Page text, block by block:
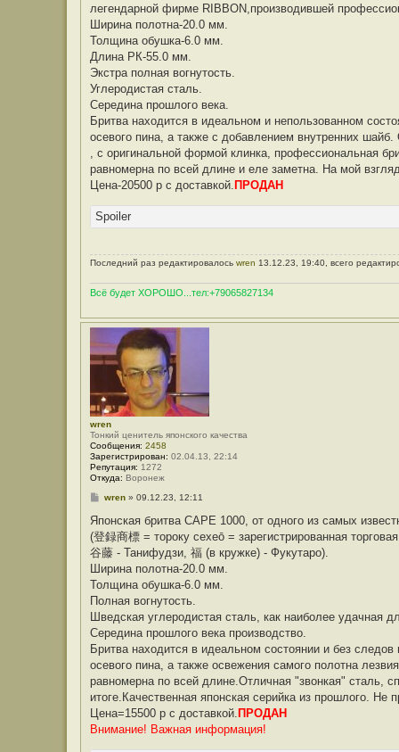
щ
е
и
е
легендарной фирме RIBBON,производившей
Ширина полотна-20.0 мм.
Толщина обушка-6.0 мм.
Длина РК-55.0 мм.
Экстра полная вогнутость.
Углеродистая сталь.
Середина прошлого века.
Бритва находится в идеальном и непользованном
осевого пина, а также с добавлением внутренних
, с оригинальной формой клинка, профессиональная
равномерна по всей длине и еле заметна. На мой
Цена-20500 р с доставкой. ПРОДАН
Spoiler
Последний раз редактировалось wren 13.12.23, 19:40, всего
Всё будет ХОРОШО...тел:+79065827134
wren
Тонкий ценитель японского качества
Сообщения: 2458
Зарегистрирован: 02.04.13, 22:14
Репутация: 1272
Откуда: Воронеж
С
о
щ
е
н
и
е
wren» 09.12.23, 12:11
Японская бритва CAPE 1000, от одного из самых
(登録商標 = тороку сехеō = зарегистрированная
谷藤 - Танифудзи, 福 (в кружке) - Фукутаро).
Ширина полотна-20.0 мм.
Толщина обушка-6.0 мм.
Полная вогнутость.
Шведская углеродистая сталь, как наиболее удачная
Середина прошлого века производство.
Бритва находится в идеальном состоянии и без
осевого пина, а также освежения самого полотна
равномерна по всей длине.Отличная "звонкая" сталь,
итоге.Качественная японская серийка из прошлого. Не
Цена=15500 р с доставкой. ПРОДАН
Внимание! Важная информация!